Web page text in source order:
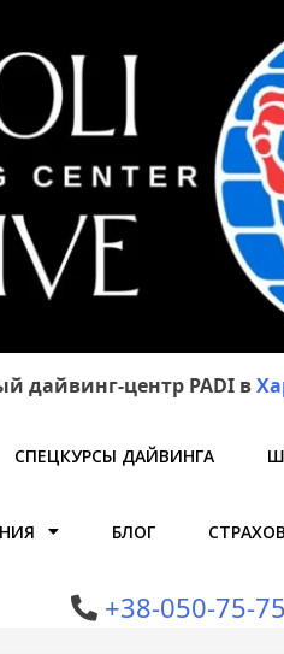
дайвинг-центр PADI в
СПЕЦКУРСЫ ДАЙВИНГА
БЛОГ
+38-050-75-